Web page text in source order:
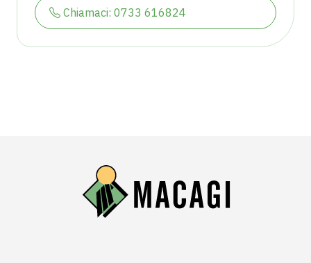
Chiamaci: 0733 616824